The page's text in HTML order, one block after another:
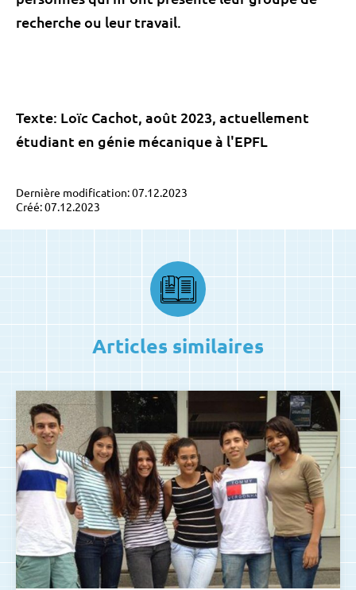
recherche ou leur travail.
Texte: Loïc Cachot, août 2023, actuellement
étudiant en génie mécanique à l'EPFL
Dernière modification: 07.12.2023
Créé: 07.12.2023
Articles similaires